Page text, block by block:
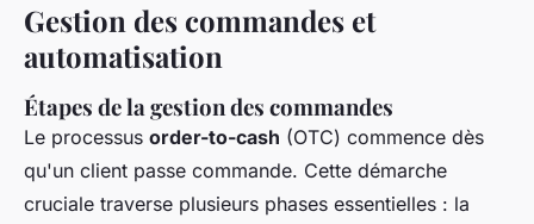
Gestion des commandes et
automatisation
Étapes de la gestion des commandes
Le processus order-to-cash (OTC) commence dès
qu'un client passe commande. Cette démarche
cruciale traverse plusieurs phases essentielles : la